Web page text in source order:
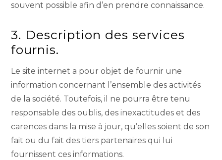
souvent possible afin d’en prendre connaissance.
3. Description des services
fournis.
Le site internet a pour objet de fournir une
information concernant l’ensemble des activités
de la société. Toutefois, il ne pourra être tenu
responsable des oublis, des inexactitudes et des
carences dans la mise à jour, qu’elles soient de son
fait ou du fait des tiers partenaires qui lui
fournissent ces informations.